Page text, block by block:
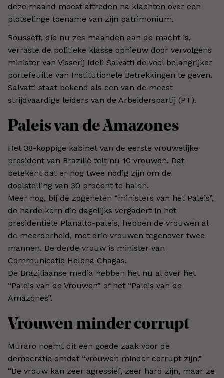
deze maand moest aftreden na klachten over een
plotselinge toename van zijn patrimonium.
Rousseff, die nu zes maanden aan de macht is,
verraste de politieke klasse opnieuw door vervolgens
minister van Visserij Ideli Salvatti de veel belangrijker
portefeuille van Institutionele Betrekkingen te geven.
Salvatti staat bekend als een van de meest
strijdvaardige leiders van de Arbeiderspartij (PT).
Paleis van de Amazones
Het 38-koppige kabinet van de eerste vrouwelijke
president van Brazilië telt nu 10 vrouwen. Dat
betekent dat er nog twee nodig zijn om de
doelstelling van 30 procent te halen.
Meer nog, bij de zogeheten “ministers van het Paleis”,
de harde kern die dagelijks vergadert in het
presidentiële Planalto-paleis, hebben de vrouwen al
de meerderheid, met drie vrouwen tegenover twee
mannen. De derde vrouw is minister van
Communicatie Helena Chagas.
De Braziliaanse media hebben het nu al over het
“Paleis van de Vrouwen” of het “Paleis van de
Amazones”.
Vrouwen minder corrupt
Muraro noemt dit een goede zaak voor de
democratie omdat “vrouwen minder corrupt zijn.”
“De vrouw kan zeer agressief, zeer hard zijn, maar ze